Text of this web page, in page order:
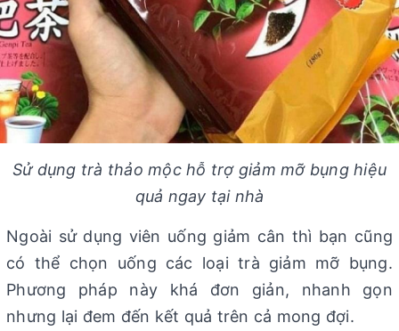
Sử dụng trà thảo mộc hỗ trợ giảm mỡ bụng hiệu
quả ngay tại nhà
Ngoài sử dụng viên uống giảm cân thì bạn cũng
có thể chọn uống các loại trà giảm mỡ bụng.
Phương pháp này khá đơn giản, nhanh gọn
nhưng lại đem đến kết quả trên cả mong đợi.